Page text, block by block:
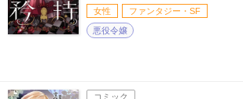
女性
ファンタジー・SF
悪役令嬢
コミック